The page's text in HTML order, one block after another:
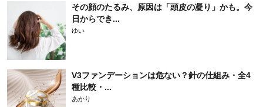
その顔のたるみ、原因は「頭皮の凝り」かも。今
日からでき...
ゆい
V3ファンデーションは危ない？針の仕組み・全4
種比較・...
あかり